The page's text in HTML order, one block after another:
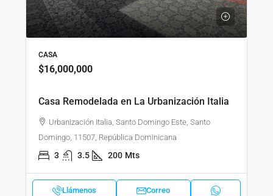
CASA
$16,000,000
Casa Remodelada en La Urbanización Italia
Urbanización Italia, Santo Domingo Este, Santo
Domingo, 11507, República Dominicana
3 3.5 200 Mts
Llámenos Correo